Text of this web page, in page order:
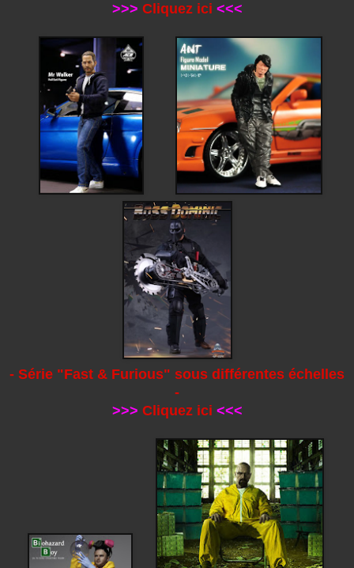
>>> Cliquez ici <<<
- Série "Fast & Furious" sous différentes échelles
-
>>> Cliquez ici <<<